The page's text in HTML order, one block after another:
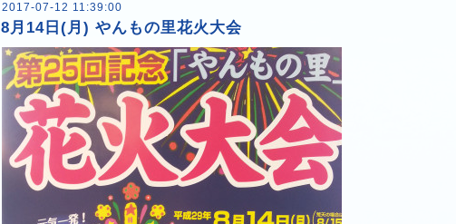
2017-07-12 11:39:00
8月14日(月) やんもの里花火大会